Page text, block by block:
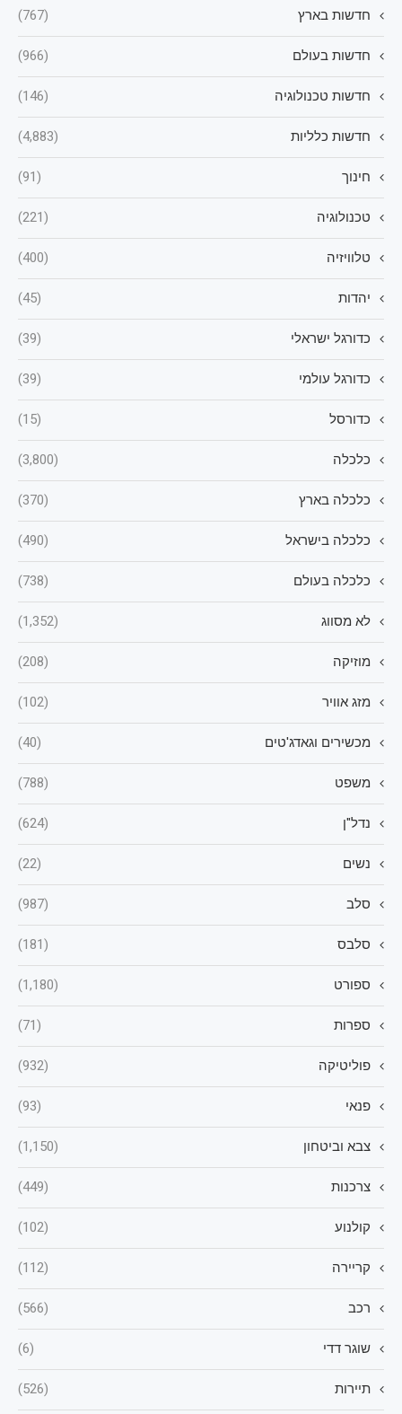
חדשות בארץ (767)
חדשות בעולם (966)
חדשות טכנולוגיה (146)
חדשות כלליות (4,883)
חינוך (91)
טכנולוגיה (221)
טלוויזיה (400)
יהדות (45)
כדורגל ישראלי (39)
כדורגל עולמי (39)
כדורסל (15)
כלכלה (3,800)
כלכלה בארץ (370)
כלכלה בישראל (490)
כלכלה בעולם (738)
לא מסווג (1,352)
מוזיקה (208)
מזג אוויר (102)
מכשירים וגאדג'טים (40)
משפט (788)
נדל"ן (624)
נשים (22)
סלב (987)
סלבס (181)
ספורט (1,180)
ספרות (71)
פוליטיקה (932)
פנאי (93)
צבא וביטחון (1,150)
צרכנות (449)
קולנוע (102)
קריירה (112)
רכב (566)
שוגר דדי (6)
תיירות (526)